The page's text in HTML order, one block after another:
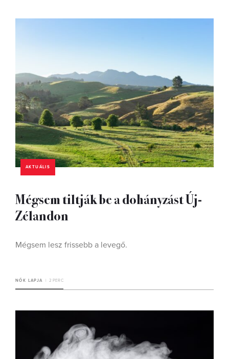
AKTUÁLIS
Mégsem tiltják be a dohányzást Új-
Zélandon
Mégsem lesz frissebb a levegő.
NŐK LAPJA 2 PERC